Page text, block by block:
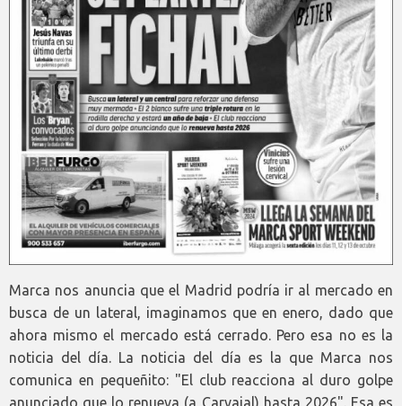
Marca nos anuncia que el Madrid podría ir al mercado en
busca de un lateral, imaginamos que en enero, dado que
ahora mismo el mercado está cerrado. Pero esa no es la
noticia del día. La noticia del día es la que Marca nos
comunica en pequeñito: "El club reacciona al duro golpe
anunciado que lo renueva (a Carvajal) hasta 2026". Esa es